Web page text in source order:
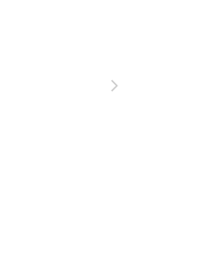
本公司）所提供，讓
商店將買賣／分期付
繳交帳款。
的，商店將以您的個人
項蒐集、處理及利
、核對及更正。
userRule